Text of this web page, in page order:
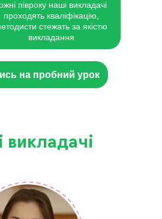
на пробний урок
півроку наші викладачі
проходять кваліфікацію,
стежать за якістю
викладання
викладачі